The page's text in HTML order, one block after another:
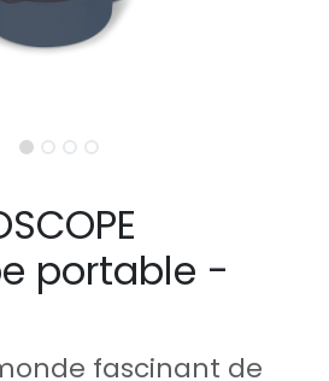
portable -
fascinant de